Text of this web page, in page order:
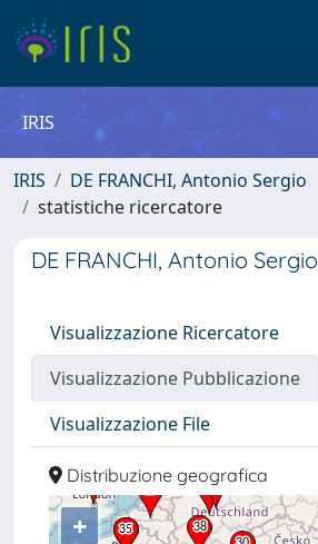
IRIS
IRIS
DE FRANCHI, Antonio Sergio
statistiche ricercatore
DE FRANCHI, Antonio Sergio
Visualizzazione Ricercatore
Visualizzazione Pubblicazione
Visualizzazione File
Distribuzione geografica
+